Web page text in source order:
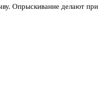
Опрыскивание делают при